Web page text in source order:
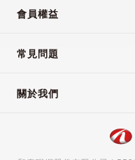
會員權益
常見問題
關於我們